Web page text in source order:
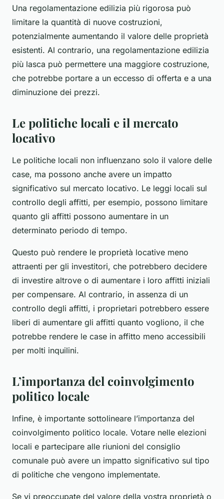
Una regolamentazione edilizia più rigorosa può
limitare la quantità di nuove costruzioni,
potenzialmente aumentando il valore delle proprietà
esistenti. Al contrario, una regolamentazione edilizia
più lasca può permettere una maggiore costruzione,
che potrebbe portare a un eccesso di offerta e a una
diminuzione dei prezzi.
Le politiche locali e il mercato
locativo
Le politiche locali non influenzano solo il valore delle
case, ma possono anche avere un impatto
significativo sul mercato locativo. Le leggi locali sul
controllo degli affitti, per esempio, possono limitare
quanto gli affitti possono aumentare in un
determinato periodo di tempo.
Questo può rendere le proprietà locative meno
attraenti per gli investitori, che potrebbero decidere
di investire altrove o di aumentare i loro affitti iniziali
per compensare. Al contrario, in assenza di un
controllo degli affitti, i proprietari potrebbero essere
liberi di aumentare gli affitti quanto vogliono, il che
potrebbe rendere le case in affitto meno accessibili
per molti inquilini.
L’importanza del coinvolgimento
politico locale
Infine, è importante sottolineare l’importanza del
coinvolgimento politico locale. Votare nelle elezioni
locali e partecipare alle riunioni del consiglio
comunale può avere un impatto significativo sul tipo
di politiche che vengono implementate.
Se vi preoccupate del valore della vostra proprietà o